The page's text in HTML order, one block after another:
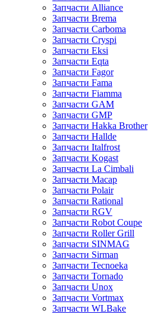
Запчасти Alliance
Запчасти Brema
Запчасти Carboma
Запчасти Cryspi
Запчасти Eksi
Запчасти Eqta
Запчасти Fagor
Запчасти Fama
Запчасти Fiamma
Запчасти GAM
Запчасти GMP
Запчасти Hakka Brother
Запчасти Hallde
Запчасти Italfrost
Запчасти Kogast
Запчасти La Cimbali
Запчасти Macap
Запчасти Polair
Запчасти Rational
Запчасти RGV
Запчасти Robot Coupe
Запчасти Roller Grill
Запчасти SINMAG
Запчасти Sirman
Запчасти Tecnoeka
Запчасти Tornado
Запчасти Unox
Запчасти Vortmax
Запчасти WLBake